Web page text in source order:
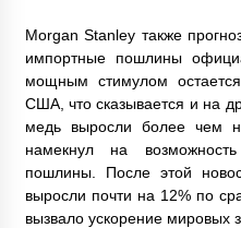
Morgan Stanley также
импортные пошлины
мощным стимулом
США, что сказывается и на
медь выросли более чем
намекнул на
пошлины. После этой
выросли почти на 12% по
вызвало ускорение мировых